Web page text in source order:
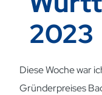
2023
Diese Woche war
Gründerpreises